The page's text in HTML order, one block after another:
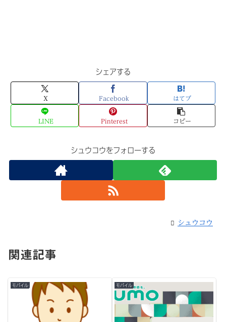
シェアする
X Facebook はてブ
LINE Pinterest コピー
シュウコウをフォローする
シュウコウ
関連記事
モバイル モバイル